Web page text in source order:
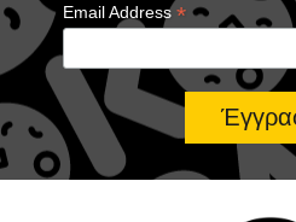
Email Address*